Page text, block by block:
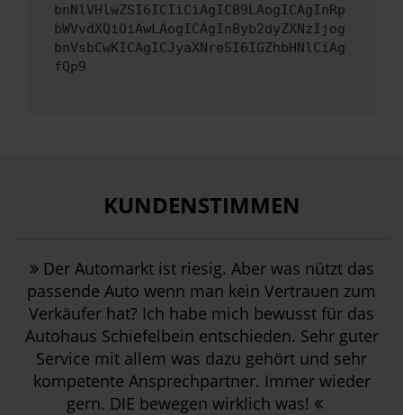
bnNlVHlwZSI6ICIiCiAgICB9LAogICAgInRp
bWVvdXQiOiAwLAogICAgInByb2dyZXNzIjog
bnVsbCwKICAgICJyaXNreSI6IGZhbHNlCiAg
fQp9
KUNDENSTIMMEN
Der Automarkt ist riesig. Aber was nützt das
passende Auto wenn man kein Vertrauen zum
Verkäufer hat? Ich habe mich bewusst für das
Autohaus Schiefelbein entschieden. Sehr guter
Service mit allem was dazu gehört und sehr
kompetente Ansprechpartner. Immer wieder
gern. DIE bewegen wirklich was!